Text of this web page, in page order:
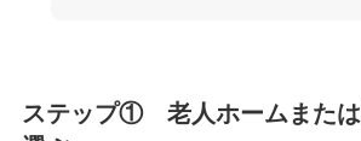
ステップ① 老人ホームまたは